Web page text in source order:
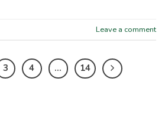
Leave a comment
3 4 … 14